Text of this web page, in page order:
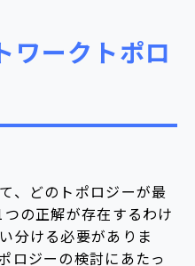
ワークトポロ
、どのトポロジーが最
の正解が存在するわけ
分ける必要がありま
ロジーの検討にあたっ